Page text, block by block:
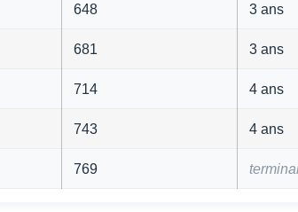
648 3 ans
681 3 ans
714 4 ans
743 4 ans
769